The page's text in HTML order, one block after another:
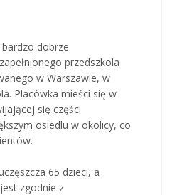
dobrze
przedszkola
w Warszawie, w
Placówka mieści się w
się części
osiedlu w okolicy, co
65 dzieci, a
zgodnie z